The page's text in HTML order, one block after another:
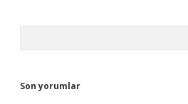
Son yorumlar